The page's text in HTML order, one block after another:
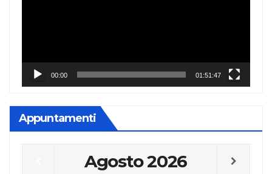
00:00 01:51:47
Appuntamenti
Agosto2026